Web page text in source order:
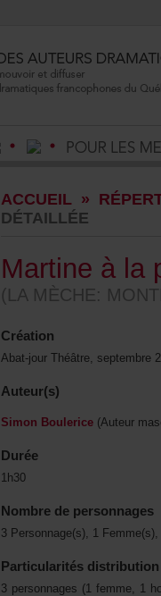
ACCUEIL»
DÉTAILLÉE
Création
Abat-
Auteur(s)
SimonBoulerice
Durée
1h30
Nombredepersonnages
Particularitésdistribution